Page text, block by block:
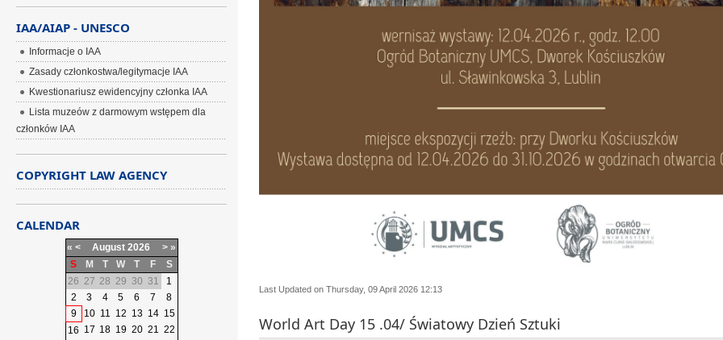
Last Updated on Thursday, 09 April 2026 12:13
World Art Day 15 .04/ Światowy Dzień Sztuki
IAA/AIAP - UNESCO
Informacje o IAA
Zasady członkostwa/legitymacje IAA
Kwestionariusz ewidencyjny członka IAA
Lista muzeów z darmowym wstępem dla
członków IAA
COPYRIGHT LAW AGENCY
CALENDAR
« < August 2026 > »
S
M T W T F
S
26 27 28 29 30 31
1
2
3 4 5 6 7
8
9
10 11 12 13 14 15
16 17 18 19 20 21 22